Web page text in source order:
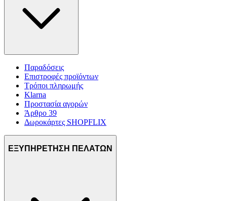
Παραδόσεις
Επιστροφές προϊόντων
Τρόποι πληρωμής
Klarna
Προστασία αγορών
Άρθρο 39
Δωροκάρτες SHOPFLIX
ΕΞΥΠΗΡΕΤΗΣΗ ΠΕΛΑΤΩΝ